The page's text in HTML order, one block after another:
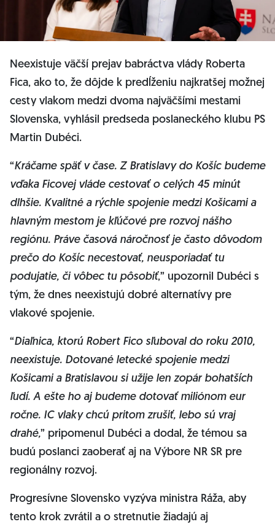
Neexistuje väčší prejav babráctva vlády Roberta
Fica, ako to, že dôjde k predĺženiu najkratšej možnej
cesty vlakom medzi dvoma najväčšími mestami
Slovenska, vyhlásil predseda poslaneckého klubu PS
Martin Dubéci.
“Kráčame späť v čase. Z Bratislavy do Košíc budeme
vďaka Ficovej vláde cestovať o celých 45 minút
dlhšie. Kvalitné a rýchle spojenie medzi Košicami a
hlavným mestom je kľúčové pre rozvoj nášho
regiónu. Práve časová náročnosť je často dôvodom
prečo do Košíc necestovať, neusporiadať tu
podujatie, či vôbec tu pôsobiť,” upozornil Dubéci s
tým, že dnes neexistujú dobré alternatívy pre
vlakové spojenie.
“Diaľnica, ktorú Robert Fico sľuboval do roku 2010,
neexistuje. Dotované letecké spojenie medzi
Košicami a Bratislavou si užije len zopár bohatších
ľudí. A ešte ho aj budeme dotovať miliónom eur
ročne. IC vlaky chcú pritom zrušiť, lebo sú vraj
drahé,” pripomenul Dubéci a dodal, že témou sa
budú poslanci zaoberať aj na Výbore NR SR pre
regionálny rozvoj.
Progresívne Slovensko vyzýva ministra Ráža, aby
tento krok zvrátil a o stretnutie žiadajú aj